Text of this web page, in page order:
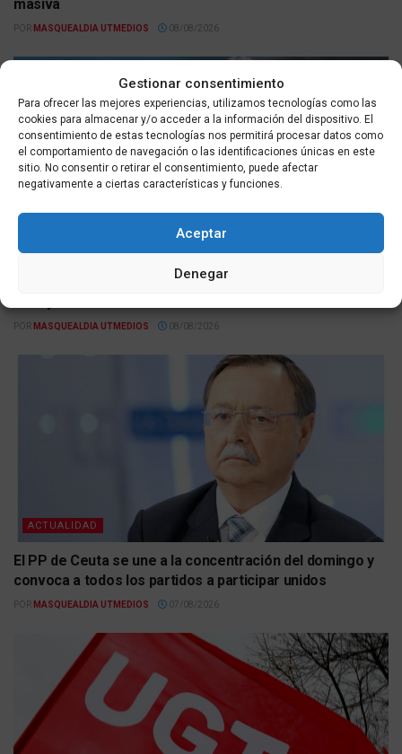
Gestionar consentimiento
Para ofrecer las mejores experiencias, utilizamos tecnologías como las
cookies para almacenar y/o acceder a la información del dispositivo. El
consentimiento de estas tecnologías nos permitirá procesar datos como
el comportamiento de navegación o las identificaciones únicas en este
sitio. No consentir o retirar el consentimiento, puede afectar
negativamente a ciertas características y funciones.
Aceptar
Denegar
masiva
POR MASQUEALDIA UTMEDIOS 08/08/2026
agosto: AEMET pronostica cielo despejado, máximas de
POR MASQUEALDIA UTMEDIOS 08/08/2026
ACTUALIDAD
El PP de Ceuta se une a la concentración del domingo y
convoca a todos los partidos a participar unidos
POR MASQUEALDIA UTMEDIOS 07/08/2026